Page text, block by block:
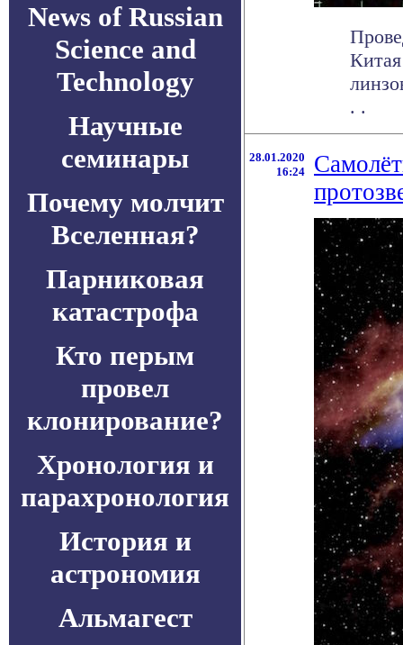
News of Russian
Science and
Technology
Научные
семинары
Почему молчит
Вселенная?
Парниковая
катастрофа
Кто перым
провел
клонирование?
Хронология и
парахронология
История и
астрономия
Альмагест
. .
28.01.2020
16:24